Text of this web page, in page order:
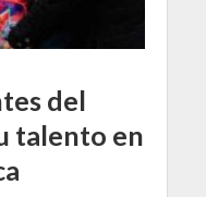
del
talento en